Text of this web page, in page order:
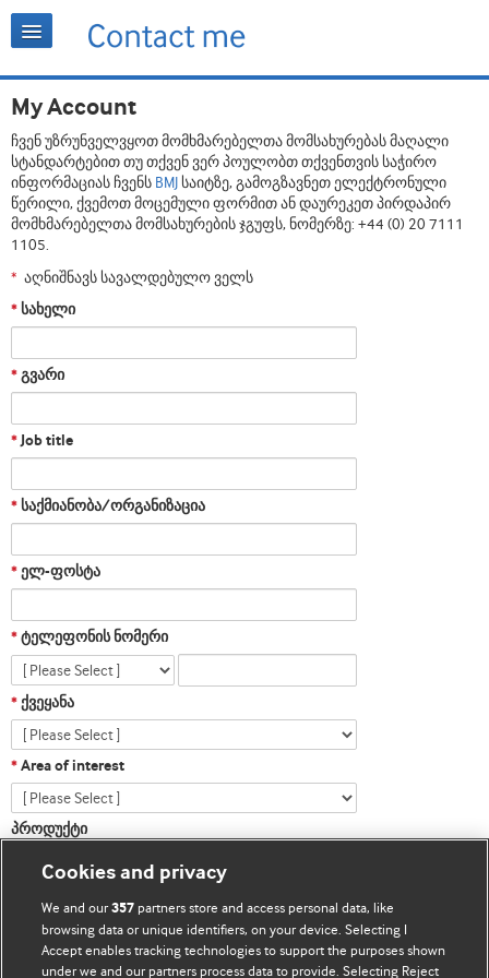
My Account
ჩვენ უზრუნველვყოთ მომხმარებელთა მომსახურებას მაღალი
სტანდარტებით თუ თქვენ ვერ პოულობთ თქვენთვის საჭირო
ინფორმაციას ჩვენს BMJ საიტზე, გამოგზავნეთ ელექტრონული
წერილი, ქვემოთ მოცემული ფორმით ან დაურეკეთ პირდაპირ
მომხმარებელთა მომსახურების ჯგუფს, ნომერზე: +44 (0) 20 7111
1105.
* აღნიშნავს სავალდებულო ველს
* სახელი
* გვარი
*Job title
* საქმიანობა/ორგანიზაცია
* ელ-ფოსტა
* ტელეფონის ნომერი
* ქვეყანა
* Area of interest
პროდუქტი
Cookies and privacy
We and our357 partners store and access personal data, like
browsing data or unique identifiers, on your device. Selecting I
Accept enables tracking technologies to support the purposes shown
under we and our partners process data to provide. Selecting Reject